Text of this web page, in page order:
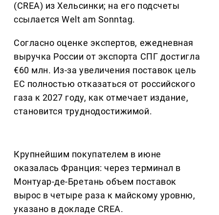
(CREA) из Хельсинки; на его подсчеты
ссылается Welt am Sonntag.
Согласно оценке экспертов, ежедневная
выручка России от экспорта СПГ достигла
€60 млн. Из-за увеличения поставок цель
ЕС полностью отказаться от российского
газа к 2027 году, как отмечает издание,
становится труднодостижимой.
Крупнейшим покупателем в июне
оказалась Франция: через терминал в
Монтуар-де-Бретань объем поставок
вырос в четыре раза к майскому уровню,
указано в докладе CREA.